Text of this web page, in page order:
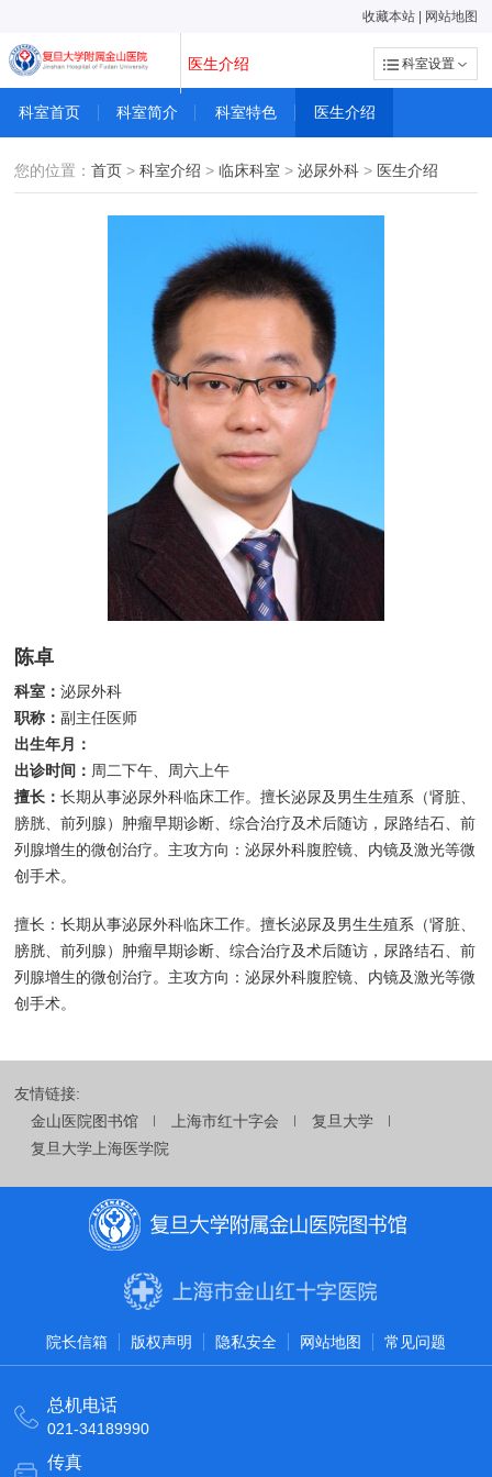
收藏本站 网站地图
医生介绍 科室设置
科室首页 科室简介 科室特色 医生介绍
您的位置：首页 >科室介绍 >临床科室 >泌尿外科 > 医生介绍
陈卓
科室：泌尿外科
职称：副主任医师
出生年月：
出诊时间： 周二下午、周六上午
擅长：长期从事泌尿外科临床工作。擅长泌尿及男生生殖系（肾脏、
膀胱、前列腺）肿瘤早期诊断、综合治疗及术后随访，尿路结石、前
列腺增生的微创治疗。主攻方向：泌尿外科腹腔镜、内镜及激光等微
创手术。
擅长：长期从事泌尿外科临床工作。擅长泌尿及男生生殖系（肾脏、
膀胱、前列腺）肿瘤早期诊断、综合治疗及术后随访，尿路结石、前
列腺增生的微创治疗。主攻方向：泌尿外科腹腔镜、内镜及激光等微
创手术。
友情链接:
金山医院图书馆
上海市红十字会
复旦大学
复旦大学上海医学院
院长信箱 版权声明 隐私安全 网站地图 常见问题
总机电话
021-34189990
传真